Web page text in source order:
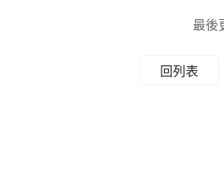
最後
回列表